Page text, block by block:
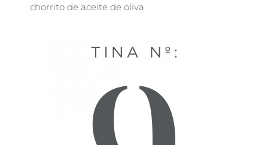
chorrito de aceite de oliva